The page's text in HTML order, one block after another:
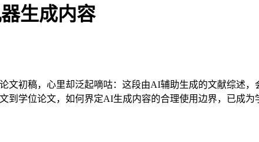
生成内容
文初稿，心里却泛起嘀咕：这段由AI辅助生成的文献综述
学位论文，如何界定AI生成内容的合理使用边界，已成为